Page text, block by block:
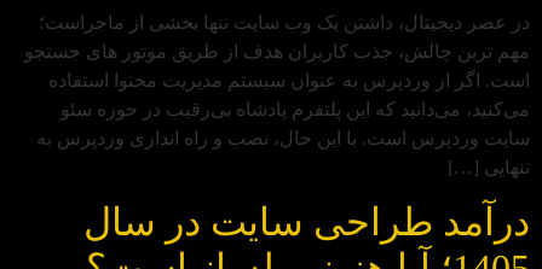
در عصر دیجیتال، داشتن یک وب‌ سایت تنها بخشی از ماجراست؛
مهم‌ ترین چالش، جذب کاربران هدف از طریق موتور های جستجو
است. اگر از وردپرس به عنوان سیستم مدیریت محتوا استفاده
می‌کنید، می‌دانید که این پلتفرم پادشاه بی‌رقیب در حوزه سئو
سایت وردپرس است. با این حال، نصب و راه‌ اندازی وردپرس به‌
تنهایی […]
درآمد طراحی سایت در سال